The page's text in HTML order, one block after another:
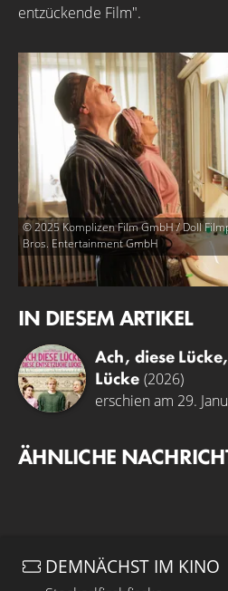
entzückende Film".
© 2025 Komplizen Film GmbH / Doll
Bros. Entertainment GmbH
IN DIESEM ARTIKEL
Ach, diese
Lücke (2026)
erschien am 29.
ÄHNLICHE
DEMNÄCHST IM KINO